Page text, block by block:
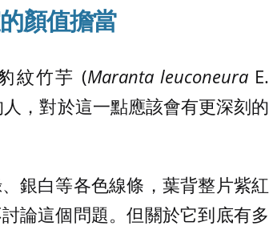
顏值擔當
紋竹芋 (Maranta leuconeura E.
，對於這一點應該會有更深刻的
銀白等各色線條，葉背整片紫紅
論這個問題。但關於它到底有多